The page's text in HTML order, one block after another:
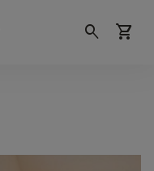
search shopping_cart